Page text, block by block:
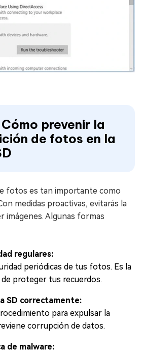
prevenir la
de fotos en la
fotos es tan importante como
medidas proactivas, evitarás la
imágenes. Algunas formas
regulares:
periódicas de tus fotos. Es la
proteger tus recuerdos.
SD correctamente:
para expulsar la
corrupción de datos.
de malware: